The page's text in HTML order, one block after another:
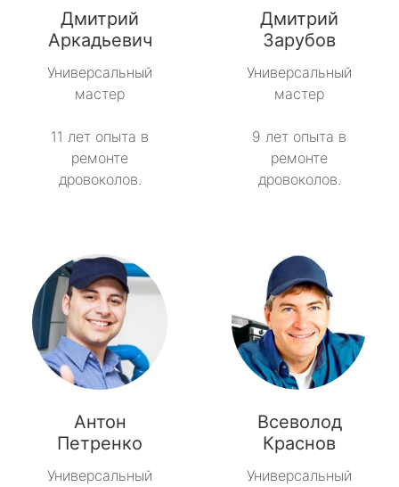
Дмитрий
Аркадьевич
Универсальный
мастер
11 лет опыта в
ремонте
дровоколов.
Дмитрий
Зарубов
Универсальный
мастер
9 лет опыта в
ремонте
дровоколов.
Антон
Петренко
Универсальный
Всеволод
Краснов
Универсальный